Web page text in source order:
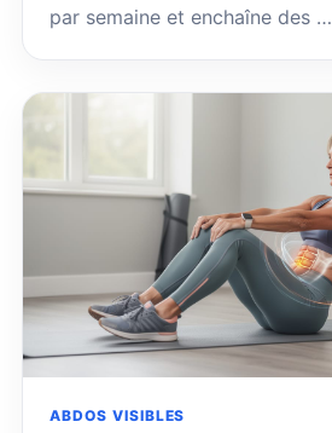
par semaine et enchaîne des …
ABDOS VISIBLES